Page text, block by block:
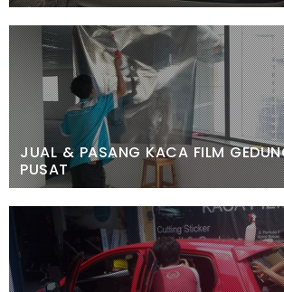
JUAL & PASANG KACA FILM
PUSAT